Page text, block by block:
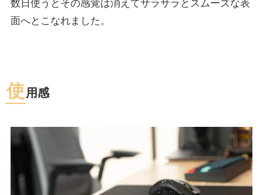
数日使うとその感覚は消えてサラサラとスムーズな表
面へとこなれました。
使 用感